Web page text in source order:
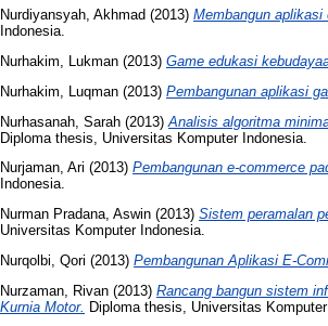
Nurdiyansyah, Akhmad (2013) Membangun
Indonesia.
Nurhakim, Lukman (2013) Game edukasi
Nurhakim, Luqman (2013) Pembangunan aplikasi
Nurhasanah, Sarah (2013) Analisis algoritma
Diploma thesis, Universitas Komputer Indonesia.
Nurjaman, Ari (2013) Pembangunan e-commerce
Indonesia.
Nurman Pradana, Aswin (2013) Sistem peramalan
Universitas Komputer Indonesia.
Nurqolbi, Qori (2013) Pembangunan Aplikasi E-
Nurzaman, Rivan (2013) Rancang bangun sistem
Kurnia Motor. Diploma thesis, Universitas Komputer